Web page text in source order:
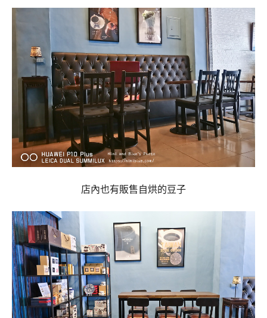
店內也有販售自烘的豆子